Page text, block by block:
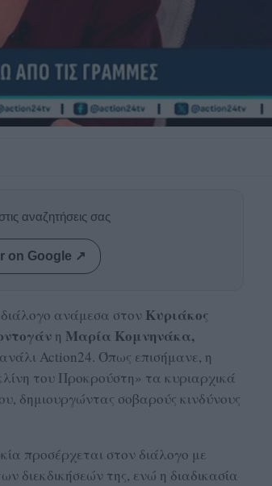
αναζητήσεις σας
on Google ↗
ανάμεσα στον Κυριάκος
η Μαρία Κομνηνάκα,
Action24. Όπως επισήμανε, η
του Προκρούστη» τα κυριαρχικά
δημιουργώντας σοβαρούς κινδύνους
προσέρχεται στον διάλογο με
διεκδικήσεών της, ενώ η διαδικασία